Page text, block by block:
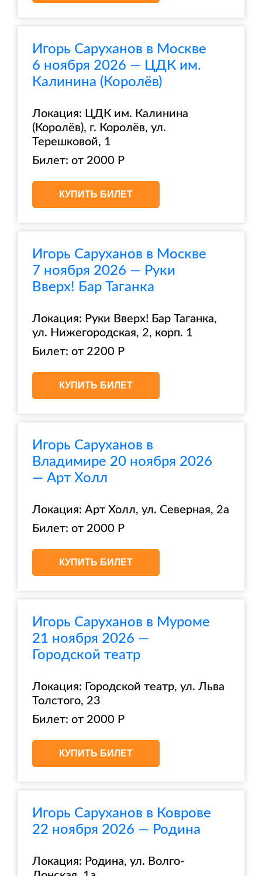
Игорь Саруханов в Москве
6 ноября 2026 — ЦДК им.
Калинина (Королёв)
Локация: ЦДК им. Калинина
(Королёв), г. Королёв, ул.
Терешковой, 1
Билет: от 2000 Р
КУПИТЬ БИЛЕТ
Игорь Саруханов в Москве
7 ноября 2026 — Руки
Вверх! Бар Таганка
Локация: Руки Вверх! Бар Таганка,
ул. Нижегородская, 2, корп. 1
Билет: от 2200 Р
КУПИТЬ БИЛЕТ
Игорь Саруханов в
Владимире 20 ноября 2026
— Арт Холл
Локация: Арт Холл, ул. Северная, 2а
Билет: от 2000 Р
КУПИТЬ БИЛЕТ
Игорь Саруханов в Муроме
21 ноября 2026 —
Городской театр
Локация: Городской театр, ул. Льва
Толстого, 23
Билет: от 2000 Р
КУПИТЬ БИЛЕТ
Игорь Саруханов в Коврове
22 ноября 2026 — Родина
Локация: Родина, ул. Волго-